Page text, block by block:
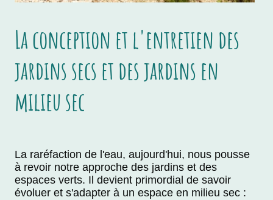
La conception et l'entretien des
jardins secs et des jardins en
milieu sec
La raréfaction de l'eau, aujourd'hui, nous pousse
à revoir notre approche des jardins et des
espaces verts. Il devient primordial de savoir
évoluer et s'adapter à un espace en milieu sec :